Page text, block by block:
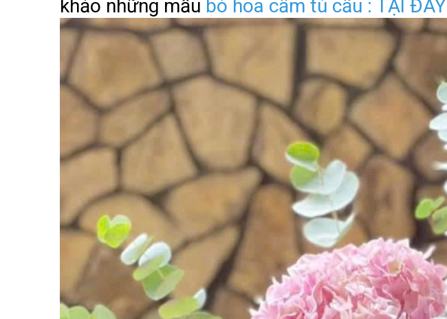
khảo những mẫu bó hoa cẩm tú cầu : TẠI ĐÂY